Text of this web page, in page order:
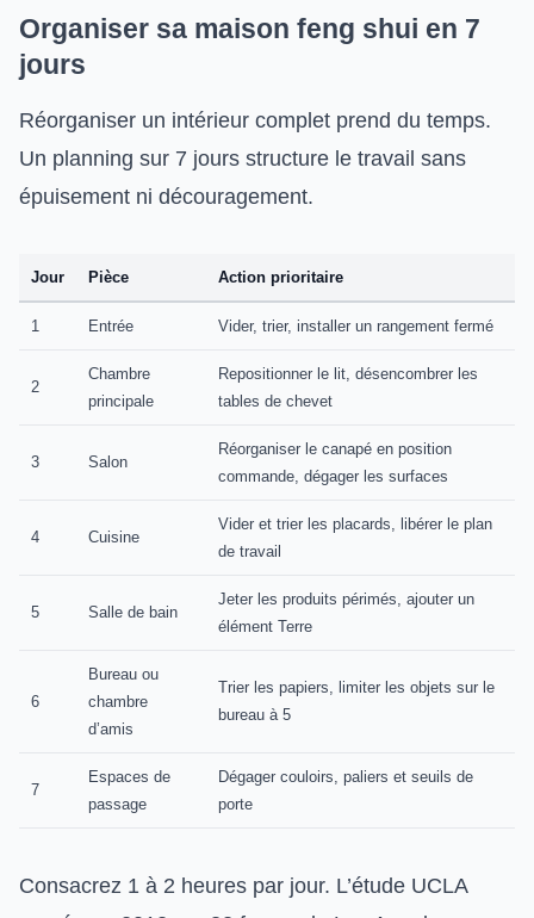
Organiser sa maison feng shui en 7
jours
Réorganiser un intérieur complet prend du temps.
Un planning sur 7 jours structure le travail sans
épuisement ni découragement.
Jour Pièce Action prioritaire
1 Entrée Vider, trier, installer un rangement fermé
2
Chambre
principale
Repositionner le lit, désencombrer les
tables de chevet
3 Salon
Réorganiser le canapé en position
commande, dégager les surfaces
4 Cuisine
Vider et trier les placards, libérer le plan
de travail
5 Salle de bain
Jeter les produits périmés, ajouter un
élément Terre
6
Bureau ou
chambre
d’amis
Trier les papiers, limiter les objets sur le
bureau à 5
7
Espaces de
passage
Dégager couloirs, paliers et seuils de
porte
Consacrez 1 à 2 heures par jour. L’étude UCLA